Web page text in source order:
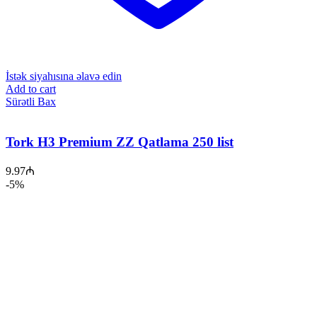
İstək siyahısına əlavə edin
Add to cart
Sürətli Bax
Tork H3 Premium ZZ Qatlama 250 list
9.97₼
-5%